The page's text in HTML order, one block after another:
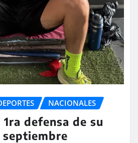
NACIONALES
defensa de su